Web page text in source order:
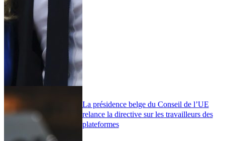
La présidence belge du Conseil de l’UE
relance la directive sur les travailleurs des
plateformes